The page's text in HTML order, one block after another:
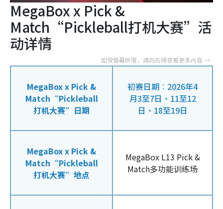
MegaBox x Pick &
Match“Pickleball打机大赛”活
动详情
MegaBox x Pick &
Match“Pickleball
打机大赛”日期
初赛日期︰2026年4
月3至7日、11至12
日、18至19日
MegaBox x Pick &
Match“Pickleball
打机大赛”地点
MegaBox L13 Pick &
Match多功能训练场